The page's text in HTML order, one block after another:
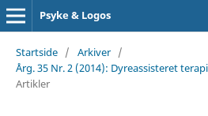
Psyke & Logos
Startside / Arkiver /
Årg. 35 Nr. 2 (2014): Dyreassisteret
Artikler